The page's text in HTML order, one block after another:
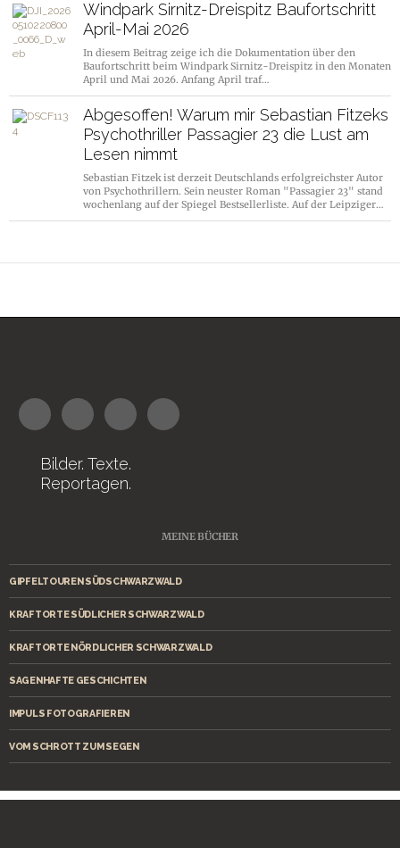
Windpark Sirnitz-Dreispitz Baufortschritt
April-Mai 2026
In diesem Beitrag zeige ich die Dokumentation über den
Baufortschritt beim Windpark Sirnitz-Dreispitz in den Monaten
April und Mai 2026. Anfang April traf…
Abgesoffen! Warum mir Sebastian Fitzeks
Psychothriller Passagier 23 die Lust am
Lesen nimmt
Sebastian Fitzek ist derzeit Deutschlands erfolgreichster Autor
von Psychothrillern. Sein neuster Roman "Passagier 23" stand
wochenlang auf der Spiegel Bestsellerliste. Auf der Leipziger…
Bilder. Texte.
Reportagen.
MEINE BÜCHER
GIPFELTOUREN SÜDSCHWARZWALD
KRAFTORTE SÜDLICHER SCHWARZWALD
KRAFTORTE NÖRDLICHER SCHWARZWALD
SAGENHAFTE GESCHICHTEN
IMPULS FOTOGRAFIEREN
VOM SCHROTT ZUM SEGEN